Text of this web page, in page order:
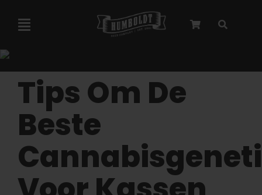
naar
Navigatie
Marley-samenwerking
Gefeminiseerde zaden
Autoflower zaden
Triploïde zaden
Tips Om De
Beste